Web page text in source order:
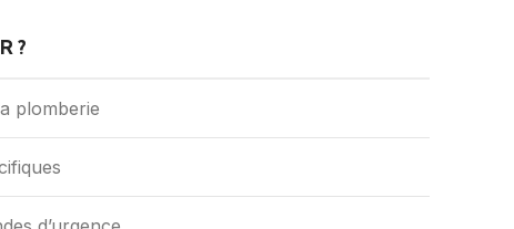
?
plomberie